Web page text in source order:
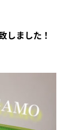
しました！